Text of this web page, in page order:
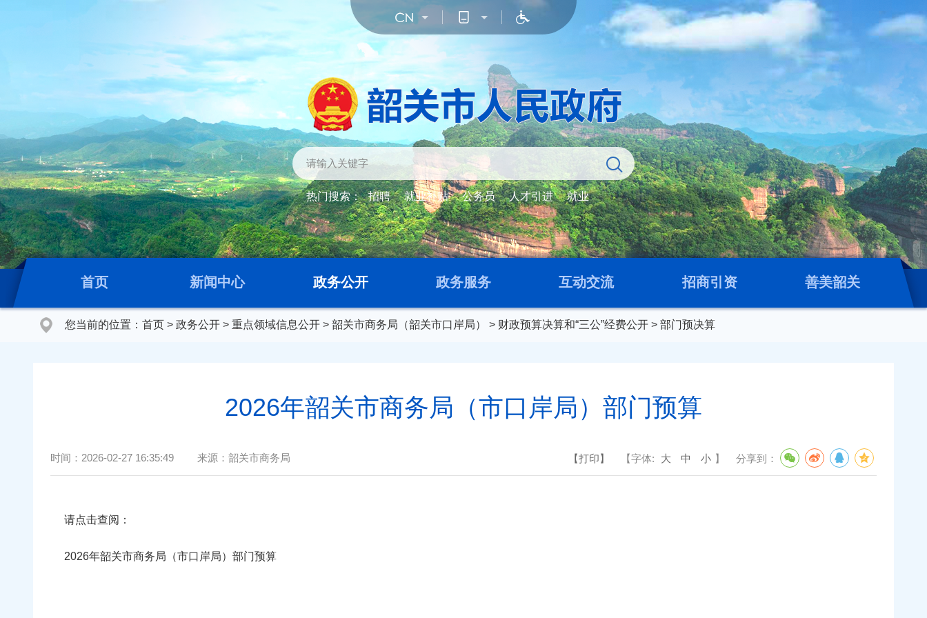
热门搜索： 招聘 就业补贴 公务员 人才引进 就业
首页 新闻中心 政务公开 政务服务 互动交流 招商引资 善美韶关
您当前的位置： 首页 > 政务公开 > 重点领域信息公开 > 韶关市商务局（韶关市口岸局） > 财政预算决算和“三公”经费公开 > 部门预决算
2026年韶关市商务局（市口岸局）部门预算
时间： 2026-02-27 16:35:49 来源： 韶关市商务局 【打印】 【字体: 大 中 小 】 分享到：
请点击查阅：
2026年韶关市商务局（市口岸局）部门预算